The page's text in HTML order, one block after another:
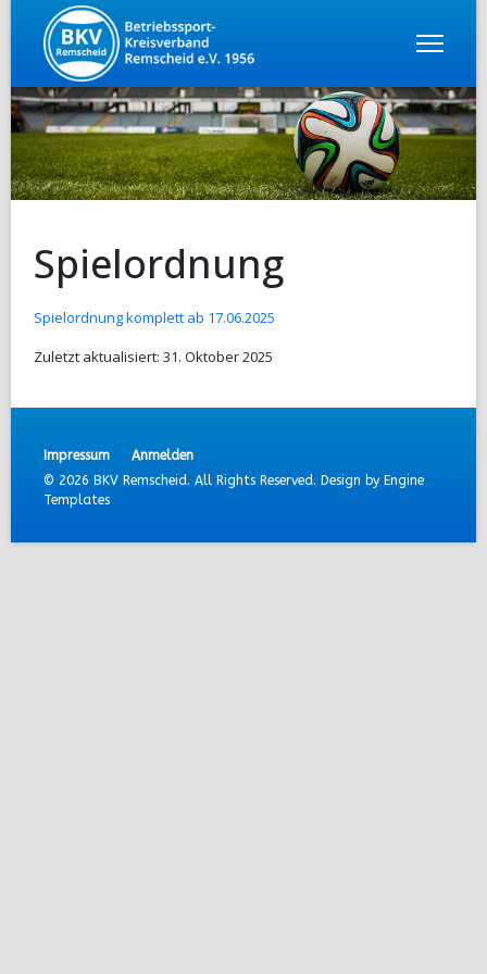
Spielordnung
Spielordnung komplett ab 17.06.2025
Zuletzt aktualisiert: 31. Oktober 2025
Impressum
Anmelden
© 2026 BKV Remscheid. All Rights Reserved. Design by Engine
Templates